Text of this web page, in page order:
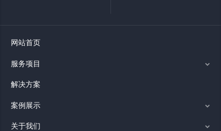
网站首页
服务项目
解决方案
案例展示
关于我们